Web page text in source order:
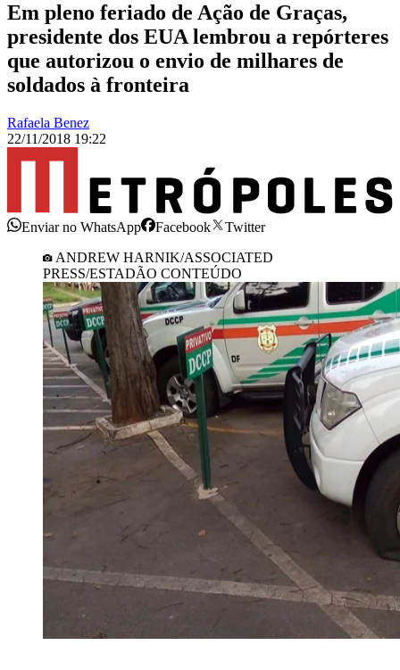
Em pleno feriado de Ação de Graças,
presidente dos EUA lembrou a repórteres
que autorizou o envio de milhares de
soldados à fronteira
Rafaela Benez
22/11/2018 19:22
Enviar no WhatsApp Facebook
Twitter
ANDREW HARNIK/ASSOCIATED
PRESS/ESTADÃO CONTEÚDO